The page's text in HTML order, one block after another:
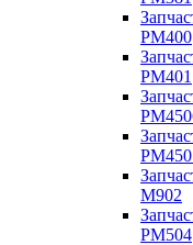
PM400
PM401
M902
PM504